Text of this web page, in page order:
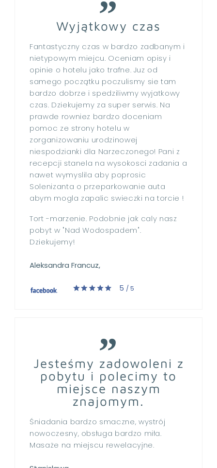
Wyjątkowy czas
Fantastyczny czas w bardzo zadbanym i
nietypowym miejcu. Oceniam opisy i
opinie o hotelu jako trafne. Juz od
samego początku poczulismy sie tam
bardzo dobrze i spedziliwmy wyjatkowy
czas. Dziekujemy za super serwis. Na
prawde rowniez bardzo doceniam
pomoc ze strony hotelu w
zorganizowaniu urodzinowej
niespodzianki dla Narzeczonego! Pani z
recepcji stanela na wysokosci zadania a
nawet wymyslila aby poprosic
Solenizanta o przeparkowanie auta
abym mogla zapalic swieczki na torcie !
Tort -marzenie. Podobnie jak caly nasz
pobyt w "Nad Wodospadem".
Dziekujemy!
Aleksandra Francuz,
5 / 5
Jesteśmy zadowoleni z
pobytu i polecimy to
miejsce naszym
znajomym.
Śniadania bardzo smaczne, wystrój
nowoczesny, obsługa bardzo miła.
Masaże na miejscu rewelacyjne.